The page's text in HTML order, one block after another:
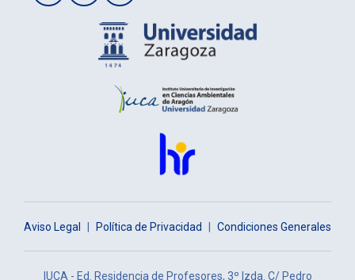
Aviso Legal Política de Privacidad Condiciones Generales
IUCA - Ed. Residencia de Profesores, 3º Izda. C/ Pedro